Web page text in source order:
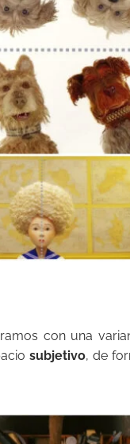
con una
subjetivo, de